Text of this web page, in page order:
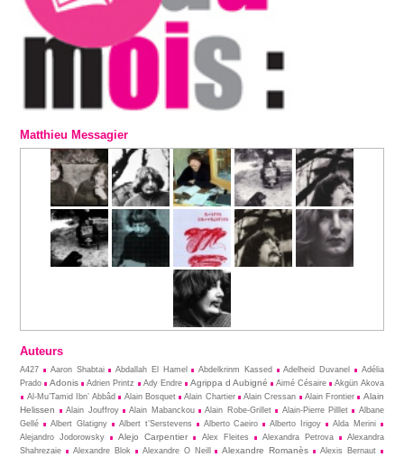
Matthieu Messagier
Auteurs
A427 Aaron Shabtai Abdallah El Hamel Abdelkrinm Kassed Adelheid Duvanel
Adélia
Prado
Adonis Adrien Printz Ady Endre Agrippa d Aubigné Aimé Césaire
Akgün Akova
Al-Mu’Tamid Ibn’ Abbâd
Alain Bosquet Alain Chartier Alain Cressan Alain Frontier
Alain
Helissen
Alain Jouffroy Alain Mabanckou Alain Robe-Grillet Alain-Pierre Pilllet
Albane
Gellé
Albert Glatigny Albert t’Serstevens Alberto Caeiro Alberto Irigoy
Alda Merini
Alejandro Jodorowsky
Alejo Carpentier Alex Fleites Alexandra Petrova
Alexandra
Shahrezaie
Alexandre Blok Alexandre O Neill Alexandre Romanès
Alexis Bernaut